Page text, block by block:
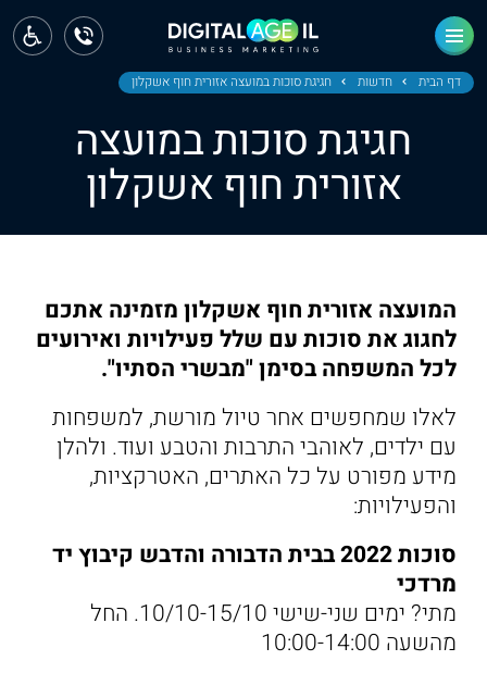
דף הבית חדשות חגיגת סוכות במועצה אזורית חוף אשקלון
חגיגת סוכות במועצה
אזורית חוף אשקלון
המועצה אזורית חוף אשקלון מזמינה אתכם
לחגוג את סוכות עם שלל פעילויות ואירועים
לכל המשפחה בסימן "מבשרי הסתיו".
לאלו שמחפשים אחר טיול מורשת, למשפחות
עם ילדים, לאוהבי התרבות והטבע ועוד. ולהלן
מידע מפורט על כל האתרים, האטרקציות,
והפעילויות:
סוכות 2022 בבית הדבורה והדבש קיבוץ יד
מרדכי
מתי? ימים שני-שישי 10/10-15/10. החל
מהשעה 10:00-14:00
ראשי
חדשות
מחוז צפון
מחוז חיפה
מחוז מרכז
ירושלים
תל אביב